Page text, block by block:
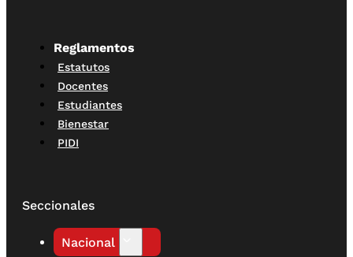
Reglamentos
Estatutos
Docentes
Estudiantes
Bienestar
PIDI
Seccionales
Nacional